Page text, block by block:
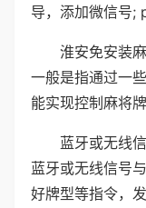
导，添加微信号;
淮安免安装
一般是指通过一
能实现控制麻将
蓝牙或无线
蓝牙或无线信号
好牌型等指令，